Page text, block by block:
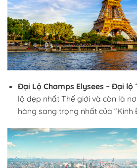
Đại Lộ Champs Elysees – Đại lộ
lộ đẹp nhất Thế giới và còn là
hàng sang trọng nhất của “Kinh